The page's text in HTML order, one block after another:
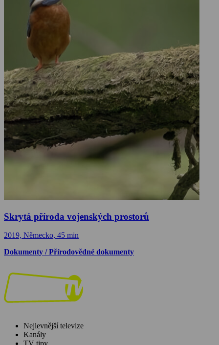
Skrytá příroda vojenských prostorů
2019, Německo, 45 min
Dokumenty / Přírodovědné dokumenty
Nejlevnější televize
Kanály